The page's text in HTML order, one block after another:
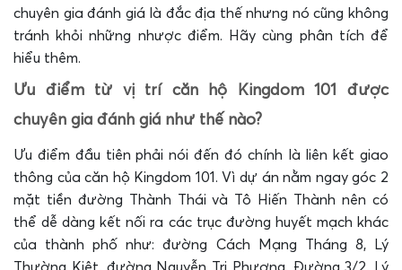
chuyên gia đánh giá là đắc địa thế nhưng nó cũng không
tránh khỏi những nhược điểm. Hãy cùng phân tích để
hiểu thêm.
Ưu điểm từ vị trí căn hộ Kingdom 101 được
chuyên gia đánh giá như thế nào?
Ưu điểm đầu tiên phải nói đến đó chính là liên kết giao
thông của căn hộ Kingdom 101. Vì dự án nằm ngay góc 2
mặt tiền đường Thành Thái và Tô Hiến Thành nên có
thể dễ dàng kết nối ra các trục đường huyết mạch khác
của thành phố như: đường Cách Mạng Tháng 8, Lý